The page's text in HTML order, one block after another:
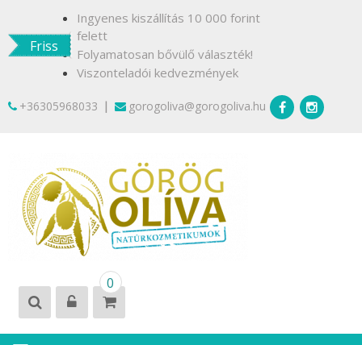
contentFriss
Ingyenes kiszállítás 10 000 forint
felett
Folyamatosan bővülő választék!
Viszonteladói kedvezmények
+36305968033 | gorogoliva@gorogoliva.hu
0